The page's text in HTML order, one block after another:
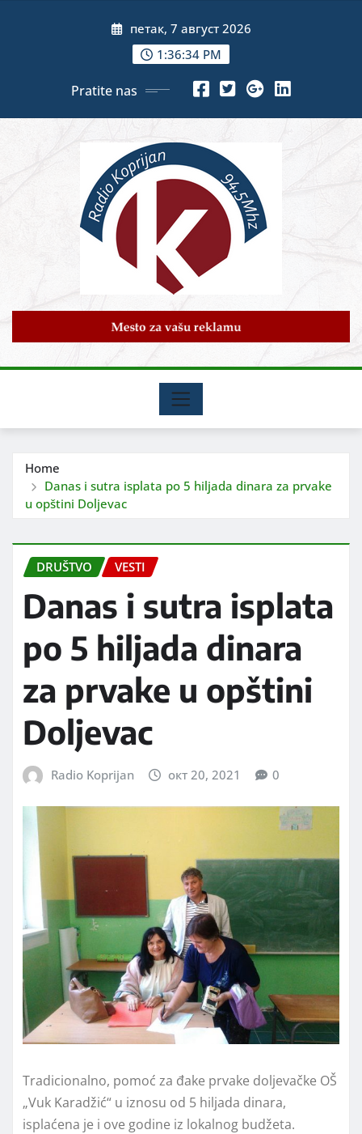
петак, 7 август 2026
1:36:36 PM
Pratite nas
Home
Danas i sutra isplata po 5 hiljada dinara za prvake
u opštini Doljevac
DRUŠTVO VESTI
Danas i sutra isplata
po 5 hiljada dinara
za prvake u opštini
Doljevac
Radio Koprijan окт 20, 2021 0
Tradicionalno, pomoć za đake prvake doljevačke OŠ
„Vuk Karadžić“ u iznosu od 5 hiljada dinara,
isplaćena je i ove godine iz lokalnog budžeta.